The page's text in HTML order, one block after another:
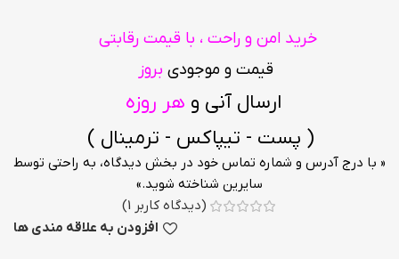
خرید امن و راحت ، با قیمت رقابتی
قیمت و موجودی بروز
ارسال آنی و هر روزه
( پست - تیپاکس - ترمینال )
« با درج آدرس و شماره تماس خود در بخش دیدگاه، به راحتی توسط
سایرین شناخته شوید.»
(دیدگاه کاربر 1
)
افزودن به علاقه مندی ها